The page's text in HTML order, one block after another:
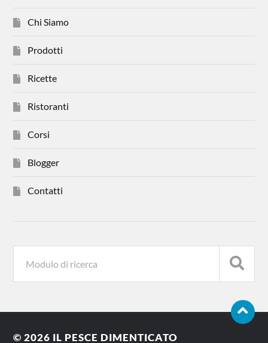
Chi Siamo
Prodotti
Ricette
Ristoranti
Corsi
Blogger
Contatti
© 2026 IL PESCE DIMENTICATO